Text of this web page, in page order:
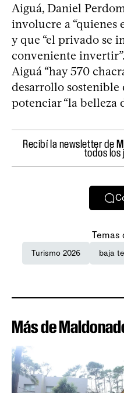
Aiguá, Daniel
involucre a “quienes
y que “el privado se
conveniente
Aiguá “hay 570
desarrollo sostenible
potenciar “la belleza
Recibí la newsletter de
todos los
Temas
Turismo 2026 baja
Más de